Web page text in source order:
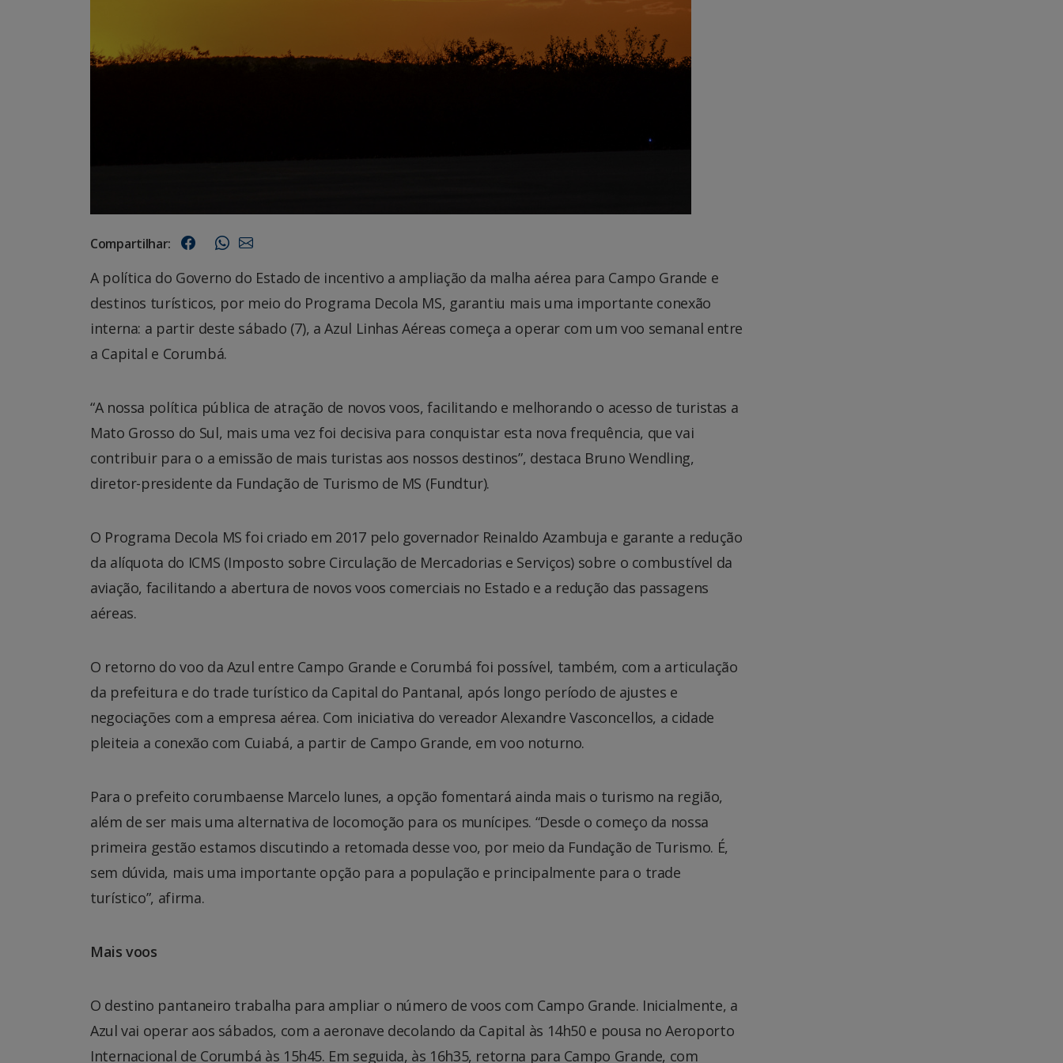
Compartilhar:
A política do Governo do Estado de incentivo a ampliação da malha aérea para Campo Grande e
destinos turísticos, por meio do Programa Decola MS, garantiu mais uma importante conexão
interna: a partir deste sábado (7), a Azul Linhas Aéreas começa a operar com um voo semanal entre
a Capital e Corumbá.
“A nossa política pública de atração de novos voos, facilitando e melhorando o acesso de turistas a
Mato Grosso do Sul, mais uma vez foi decisiva para conquistar esta nova frequência, que vai
contribuir para o a emissão de mais turistas aos nossos destinos”, destaca Bruno Wendling,
diretor-presidente da Fundação de Turismo de MS (Fundtur).
O Programa Decola MS foi criado em 2017 pelo governador Reinaldo Azambuja e garante a redução
da alíquota do ICMS (Imposto sobre Circulação de Mercadorias e Serviços) sobre o combustível da
aviação, facilitando a abertura de novos voos comerciais no Estado e a redução das passagens
aéreas.
O retorno do voo da Azul entre Campo Grande e Corumbá foi possível, também, com a articulação
da prefeitura e do trade turístico da Capital do Pantanal, após longo período de ajustes e
negociações com a empresa aérea. Com iniciativa do vereador Alexandre Vasconcellos, a cidade
pleiteia a conexão com Cuiabá, a partir de Campo Grande, em voo noturno.
Para o prefeito corumbaense Marcelo Iunes, a opção fomentará ainda mais o turismo na região,
além de ser mais uma alternativa de locomoção para os munícipes. “Desde o começo da nossa
primeira gestão estamos discutindo a retomada desse voo, por meio da Fundação de Turismo. É,
sem dúvida, mais uma importante opção para a população e principalmente para o trade
turístico”, afirma.
Mais voos
O destino pantaneiro trabalha para ampliar o número de voos com Campo Grande. Inicialmente, a
Azul vai operar aos sábados, com a aeronave decolando da Capital às 14h50 e pousa no Aeroporto
Internacional de Corumbá às 15h45. Em seguida, às 16h35, retorna para Campo Grande, com